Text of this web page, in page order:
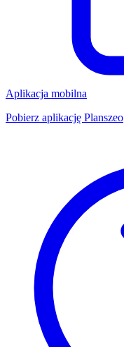
Aplikacja mobilna
Pobierz aplikację Planszeo